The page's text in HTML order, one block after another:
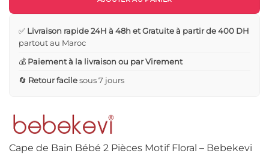
Cape de Bain Bébé 2 Pièces Motif Floral – Bebekevi
✅ Livraison rapide 24H à 48h et Gratuite à partir de 400 DH
partout au Maroc
💰 Paiement à la livraison ou par Virement
🔄 Retour facilesous 7 jours